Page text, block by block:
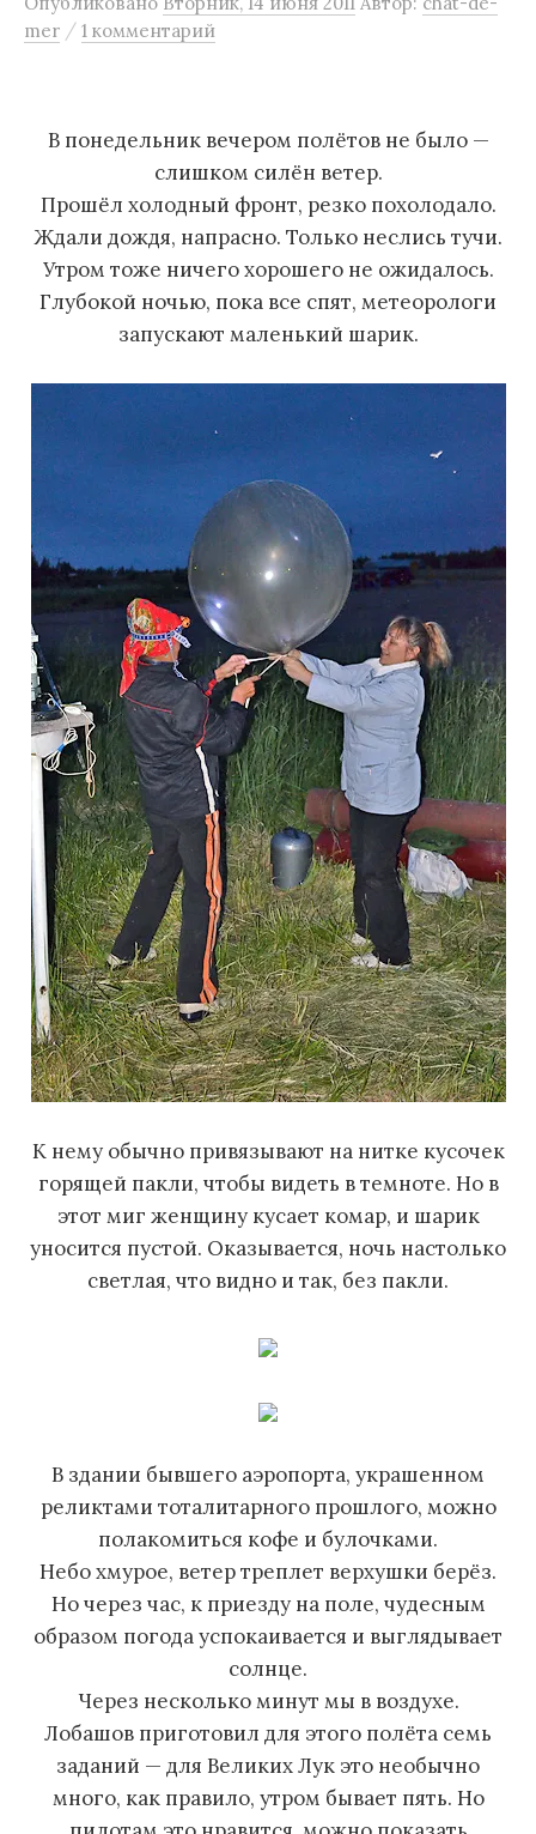
м
mer / 1 комментарий
В понедельник вечером полётов не было —
слишком силён ветер.
Прошёл холодный фронт, резко похолодало.
Ждали дождя, напрасно. Только неслись тучи.
Утром тоже ничего хорошего не ожидалось.
Глубокой ночью, пока все спят, метеорологи
запускают маленький шарик.
К нему обычно привязывают на нитке кусочек
горящей пакли, чтобы видеть в темноте. Но в
этот миг женщину кусает комар, и шарик
уносится пустой. Оказывается, ночь настолько
светлая, что видно и так, без пакли.
В здании бывшего аэропорта, украшенном
реликтами тоталитарного прошлого, можно
полакомиться кофе и булочками.
Небо хмурое, ветер треплет верхушки берёз.
Но через час, к приезду на поле, чудесным
образом погода успокаивается и выглядывает
солнце.
Через несколько минут мы в воздухе.
Лобашов приготовил для этого полёта семь
заданий — для Великих Лук это необычно
много, как правило, утром бывает пять. Но